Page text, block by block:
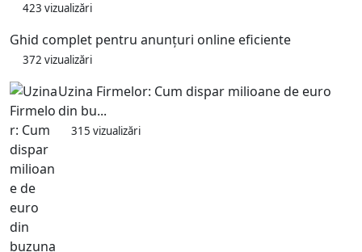
423 vizualizări
Ghid complet pentru anunțuri online eficiente
372 vizualizări
Uzina Firmelor: Cum dispar milioane de euro
din bu...
315 vizualizări